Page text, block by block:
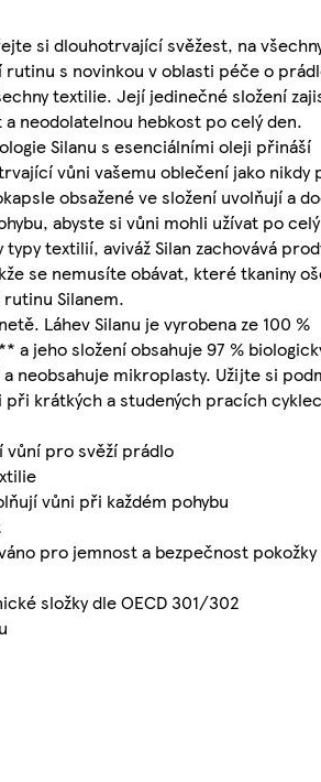
si dlouhotrvající svěžest, na
s novinkou v oblasti péče o
textilie. Její jedinečné složení
neodolatelnou hebkost po celý den.
Silanu s esenciálními oleji přináší
vůni vašemu oblečení jako nikdy
obsažené ve složení uvolňují a
abyste si vůni mohli užívat po
typy textilií, aviváž Silan zachovává
se nemusíte obávat, které tkaniny
Silanem.
Láhev Silanu je vyrobena ze 100 %
a jeho složení obsahuje 97 %
neobsahuje mikroplasty. Užijte si
při krátkých a studených pracích
vůní pro svěží prádlo
vůni při každém pohybu
pro jemnost a bezpečnost pokožky
složky dle OECD 301/302